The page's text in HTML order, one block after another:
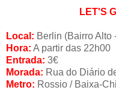
LET'S
Local: Berlin (Bairro Alto
Hora: A partir das 22h00
Entrada: 3€
Morada: Rua do Diário
Metro: Rossio / Baixa-